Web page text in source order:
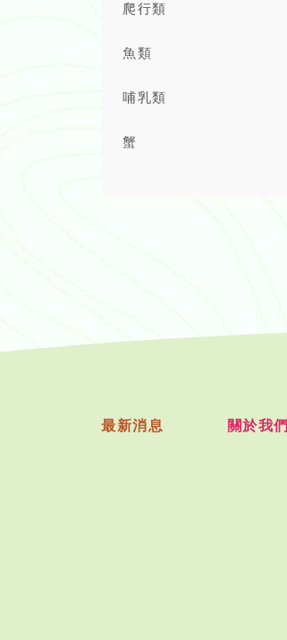
爬行類
魚類
哺乳類
蟹
最新消息 關於我們